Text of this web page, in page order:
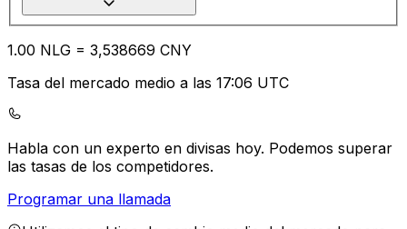
1.00 NLG = 3,538669 CNY
Tasa del mercado medio a las 17:06 UTC
Habla con un experto en divisas hoy. Podemos superar
las tasas de los competidores.
Programar una llamada